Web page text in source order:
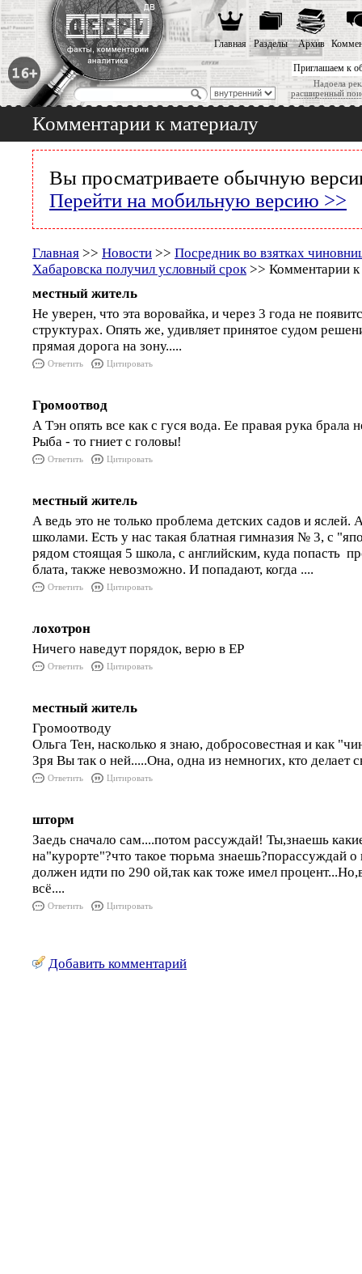
Приглашаем к
Надоела
расширенный
Главная Разделы Архив
Комментарии к материалу
Вы просматриваете обычную
Перейти на мобильную версию >>
Главная >> Новости >> Посредник во взятках
Хабаровска получил условный срок>> Комментарии к
местный житель
Не уверен, что эта воровайка, и через 3 года не
структурах. Опять же, удивляет принятое судом
прямая дорога на зону.....
Ответить Цитировать
Громоотвод
А Тэн опять все как с гуся вода. Ее правая рука брала
Рыба - то гниет с головы!
Ответить Цитировать
местный житель
А ведь это не только проблема детских садов и яслей.
школами. Есть у нас такая блатная гимназия № 3, с
рядом стоящая 5 школа, с английским, куда попасть
блата, также невозможно. И попадают, когда ....
Ответить Цитировать
лохотрон
Ничего наведут порядок, верю в ЕР
Ответить Цитировать
местный житель
Громоотводу
Ольга Тен, насколько я знаю, добросовестная и как
Зря Вы так о ней.....Она, одна из немногих, кто делает
Ответить Цитировать
шторм
Заедь сначало сам....потом рассуждай! Ты,знаешь
на"курорте"?что такое тюрьма знаешь?порассуждай о
должен идти по 290 ой,так как тоже имел
всё....
Ответить Цитировать
Добавить комментарий